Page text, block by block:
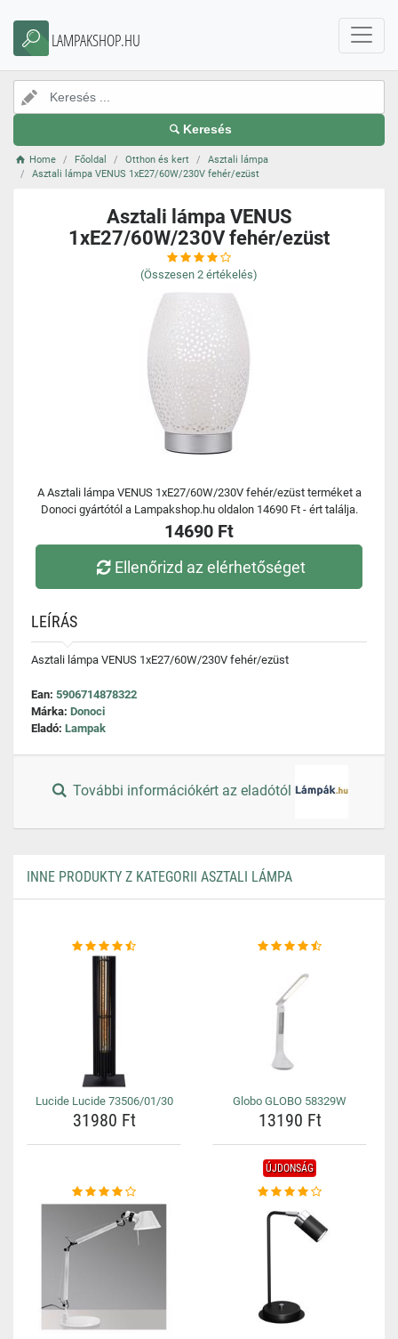
LAMPAKSHOP.HU
Keresés
Home Főoldal Otthon és kert
Asztali lámpa
Asztali lámpa VENUS 1xE27/60W/230V fehér/ezüst
Asztali lámpa VENUS
1xE27/60W/230V fehér/ezüst
(Összesen 2 értékelés)
A Asztali lámpa VENUS 1xE27/60W/230V fehér/ezüst terméket a
Donoci gyártótól a Lampakshop.hu oldalon 14690 Ft - ért találja.
14690 Ft
Ellenőrizd az elérhetőséget
LEÍRÁS
Asztali lámpa VENUS 1xE27/60W/230V fehér/ezüst
Ean: 5906714878322
Márka: Donoci
Eladó: Lampak
További információkért az eladótól
INNE PRODUKTY Z KATEGORII ASZTALI LÁMPA
Lucide Lucide 73506/01/30
31980 Ft
Globo GLOBO 58329W
13190 Ft
ÚJDONSÁG